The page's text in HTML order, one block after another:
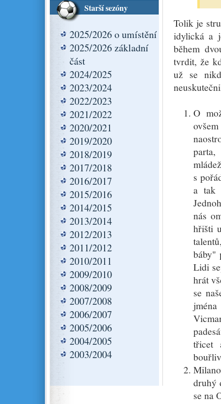
Starší sezóny
2025/2026 o umístění
2025/2026 základní
část
2024/2025
2023/2024
2022/2023
2021/2022
2020/2021
2019/2020
2018/2019
2017/2018
2016/2017
2015/2016
2014/2015
2013/2014
2012/2013
2011/2012
2010/2011
2009/2010
2008/2009
2007/2008
2006/2007
2005/2006
2004/2005
2003/2004
Tolik je
idylická a
během
tvrdit, že
už se
O
parta,
s
a tak
nás
hřišti
báby"
Lidi
hrát
se
třicet
druhý
se na